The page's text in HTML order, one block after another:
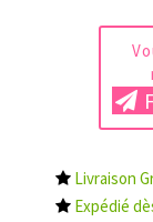
Livraison
Expédié